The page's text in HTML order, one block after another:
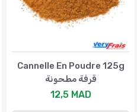
Cannelle En Poudre 125g
قرفة مطحونة
12,5 MAD